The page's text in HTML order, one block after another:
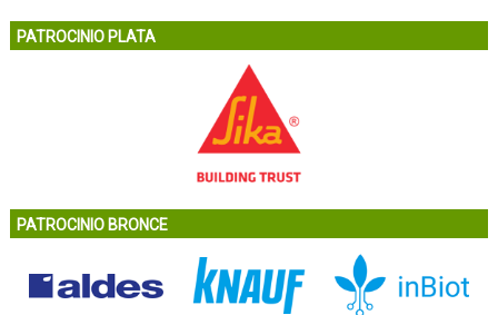
PATROCINIO PLATA
PATROCINIO BRONCE